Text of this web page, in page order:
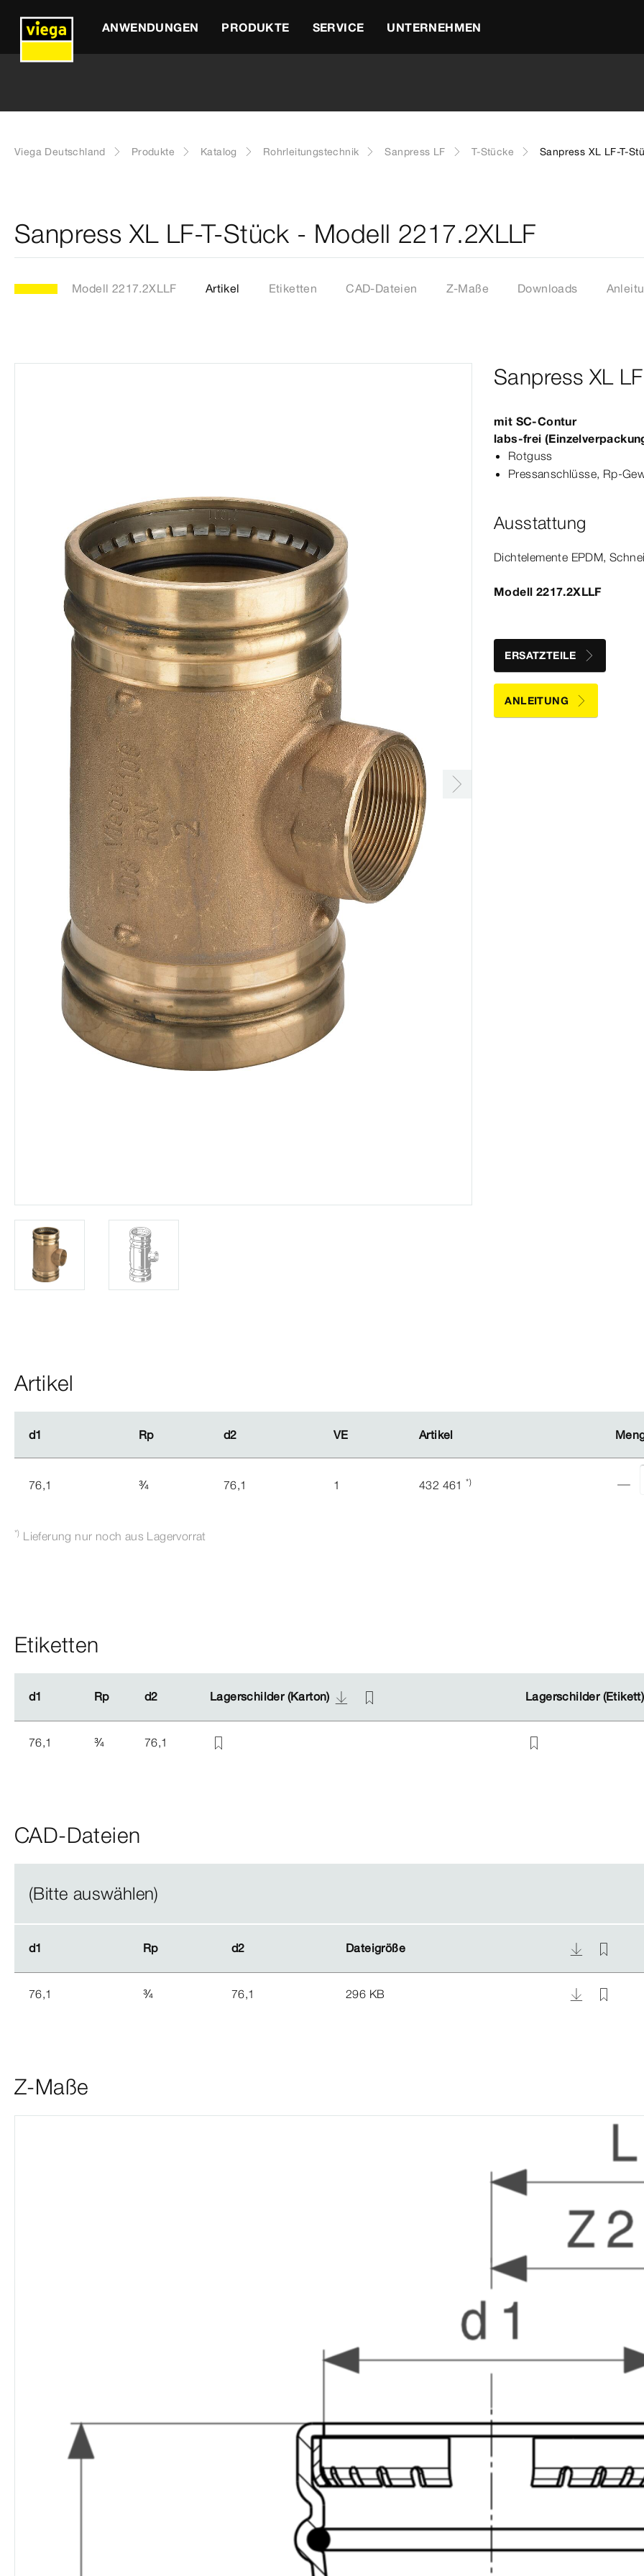
ANWENDUNGEN PRODUKTE SERVICE UNTERNEHMEN
Viega Deutschland Produkte Katalog Rohrleitungstechnik Sanpress LF T-Stücke Sanpress XL LF-T-
Sanpress XL LF-T-Stück - Modell 2217.2XLLF
Modell 2217.2XLLF Artikel Etiketten CAD-Dateien Z-Maße Downloads
Sanpress XL
mit SC‑Contur
labs-​frei
Rotguss
Pressanschlüsse,
Ausstattung
Dicht­elemente EPDM,
Modell 2217.2XLLF
ERSATZTEILE
ANLEITUNG
Artikel
d1 Rp d2 VE Artikel
d1 Rp d2 VE Artikel
76,1 ¾ 76,1 1 432 461*)
*) Lieferung nur noch aus Lagervorrat
Etiketten
d1 Rp d2 Lagerschilder (Karton) Lagerschilder (Etikett)
d1 Rp d2 Lagerschilder (Karton) Lagerschilder (Etikett)
76,1 ¾ 76,1
CAD-Dateien
(Bitte auswählen)
d1 Rp d2 Dateigröße
d1 Rp d2 Dateigröße
76,1 ¾ 76,1 296 KB
Z-Maße